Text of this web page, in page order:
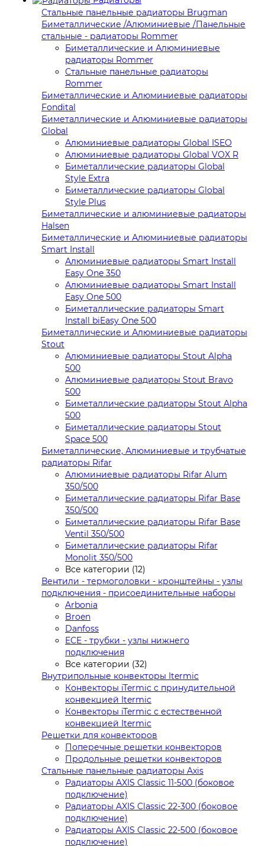
Стальные панельные радиаторы Brugman
Биметаллические /Алюминиевые /Панельные
стальные - радиаторы Rommer
Биметаллические и Алюминиевые
радиаторы Rommer
Стальные панельные радиаторы
Rommer
Биметаллические и Алюминиевые радиаторы
Fondital
Биметаллические и Алюминиевые радиаторы
Global
Алюминиевые радиаторы Global ISEO
Алюминиевые радиаторы Global VOX R
Биметаллические радиаторы Global
Style Extra
Биметаллические радиаторы Global
Style Plus
Биметаллические и алюминиевые радиаторы
Halsen
Биметаллические и Алюминиевые радиаторы
Smart Install
Алюминиевые радиаторы Smart Install
Easy One 350
Алюминиевые радиаторы Smart Install
Easy One 500
Биметаллические радиаторы Smart
Install biEasy One 500
Биметаллические и Алюминиевые радиаторы
Stout
Алюминиевые радиаторы Stout Alpha
500
Алюминиевые радиаторы Stout Bravo
500
Биметаллические радиаторы Stout Alpha
500
Биметаллические радиаторы Stout
Space 500
Биметаллические, Алюминиевые и трубчатые
радиаторы Rifar
Алюминиевые радиаторы Rifar Alum
350/500
Биметаллические радиаторы Rifar Base
350/500
Биметаллические радиаторы Rifar Base
Ventil 350/500
Биметаллические радиаторы Rifar
Monolit 350/500
Все категории (12)
Вентили - термоголовки - кронштейны - узлы
подключения - присоединительные наборы
Arbonia
Broen
Danfoss
ECE - трубки - узлы нижнего
подключения
Все категории (32)
Внутрипольные конвекторы Itermic
Конвекторы iTermic c принудительной
конвекцией Itermic
Конвекторы iTermic с естественной
конвекцией Itermic
Решетки для конвекторов
Поперечные решетки конвекторов
Продольные решетки конвекторов
Стальные панельные радиаторы Axis
Радиаторы AXIS Classic 11-500 (боковое
подключение)
Радиаторы AXIS Classic 22-300 (боковое
подключение)
Радиаторы AXIS Classic 22-500 (боковое
подключение)